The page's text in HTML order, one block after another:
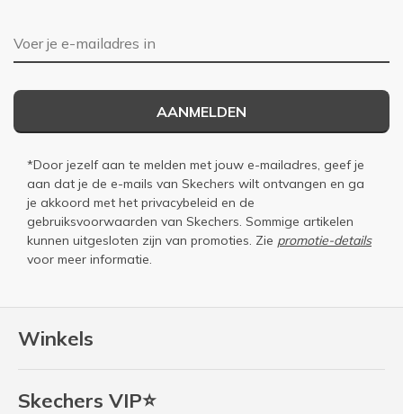
Winkels
Skechers VIP⭐
E-mailadres
AANMELDEN
*Door jezelf aan te melden met jouw e-mailadres, geef je
aan dat je de e-mails van Skechers wilt ontvangen en ga
je akkoord met het privacybeleid en de
gebruiksvoorwaarden van Skechers. Sommige artikelen
kunnen uitgesloten zijn van promoties. Zie promotie-details
voor meer informatie.